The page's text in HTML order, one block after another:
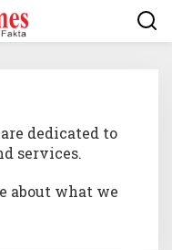
dedicated to
services.
about what we